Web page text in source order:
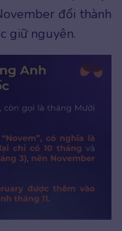
đổi thành
giữ nguyên.